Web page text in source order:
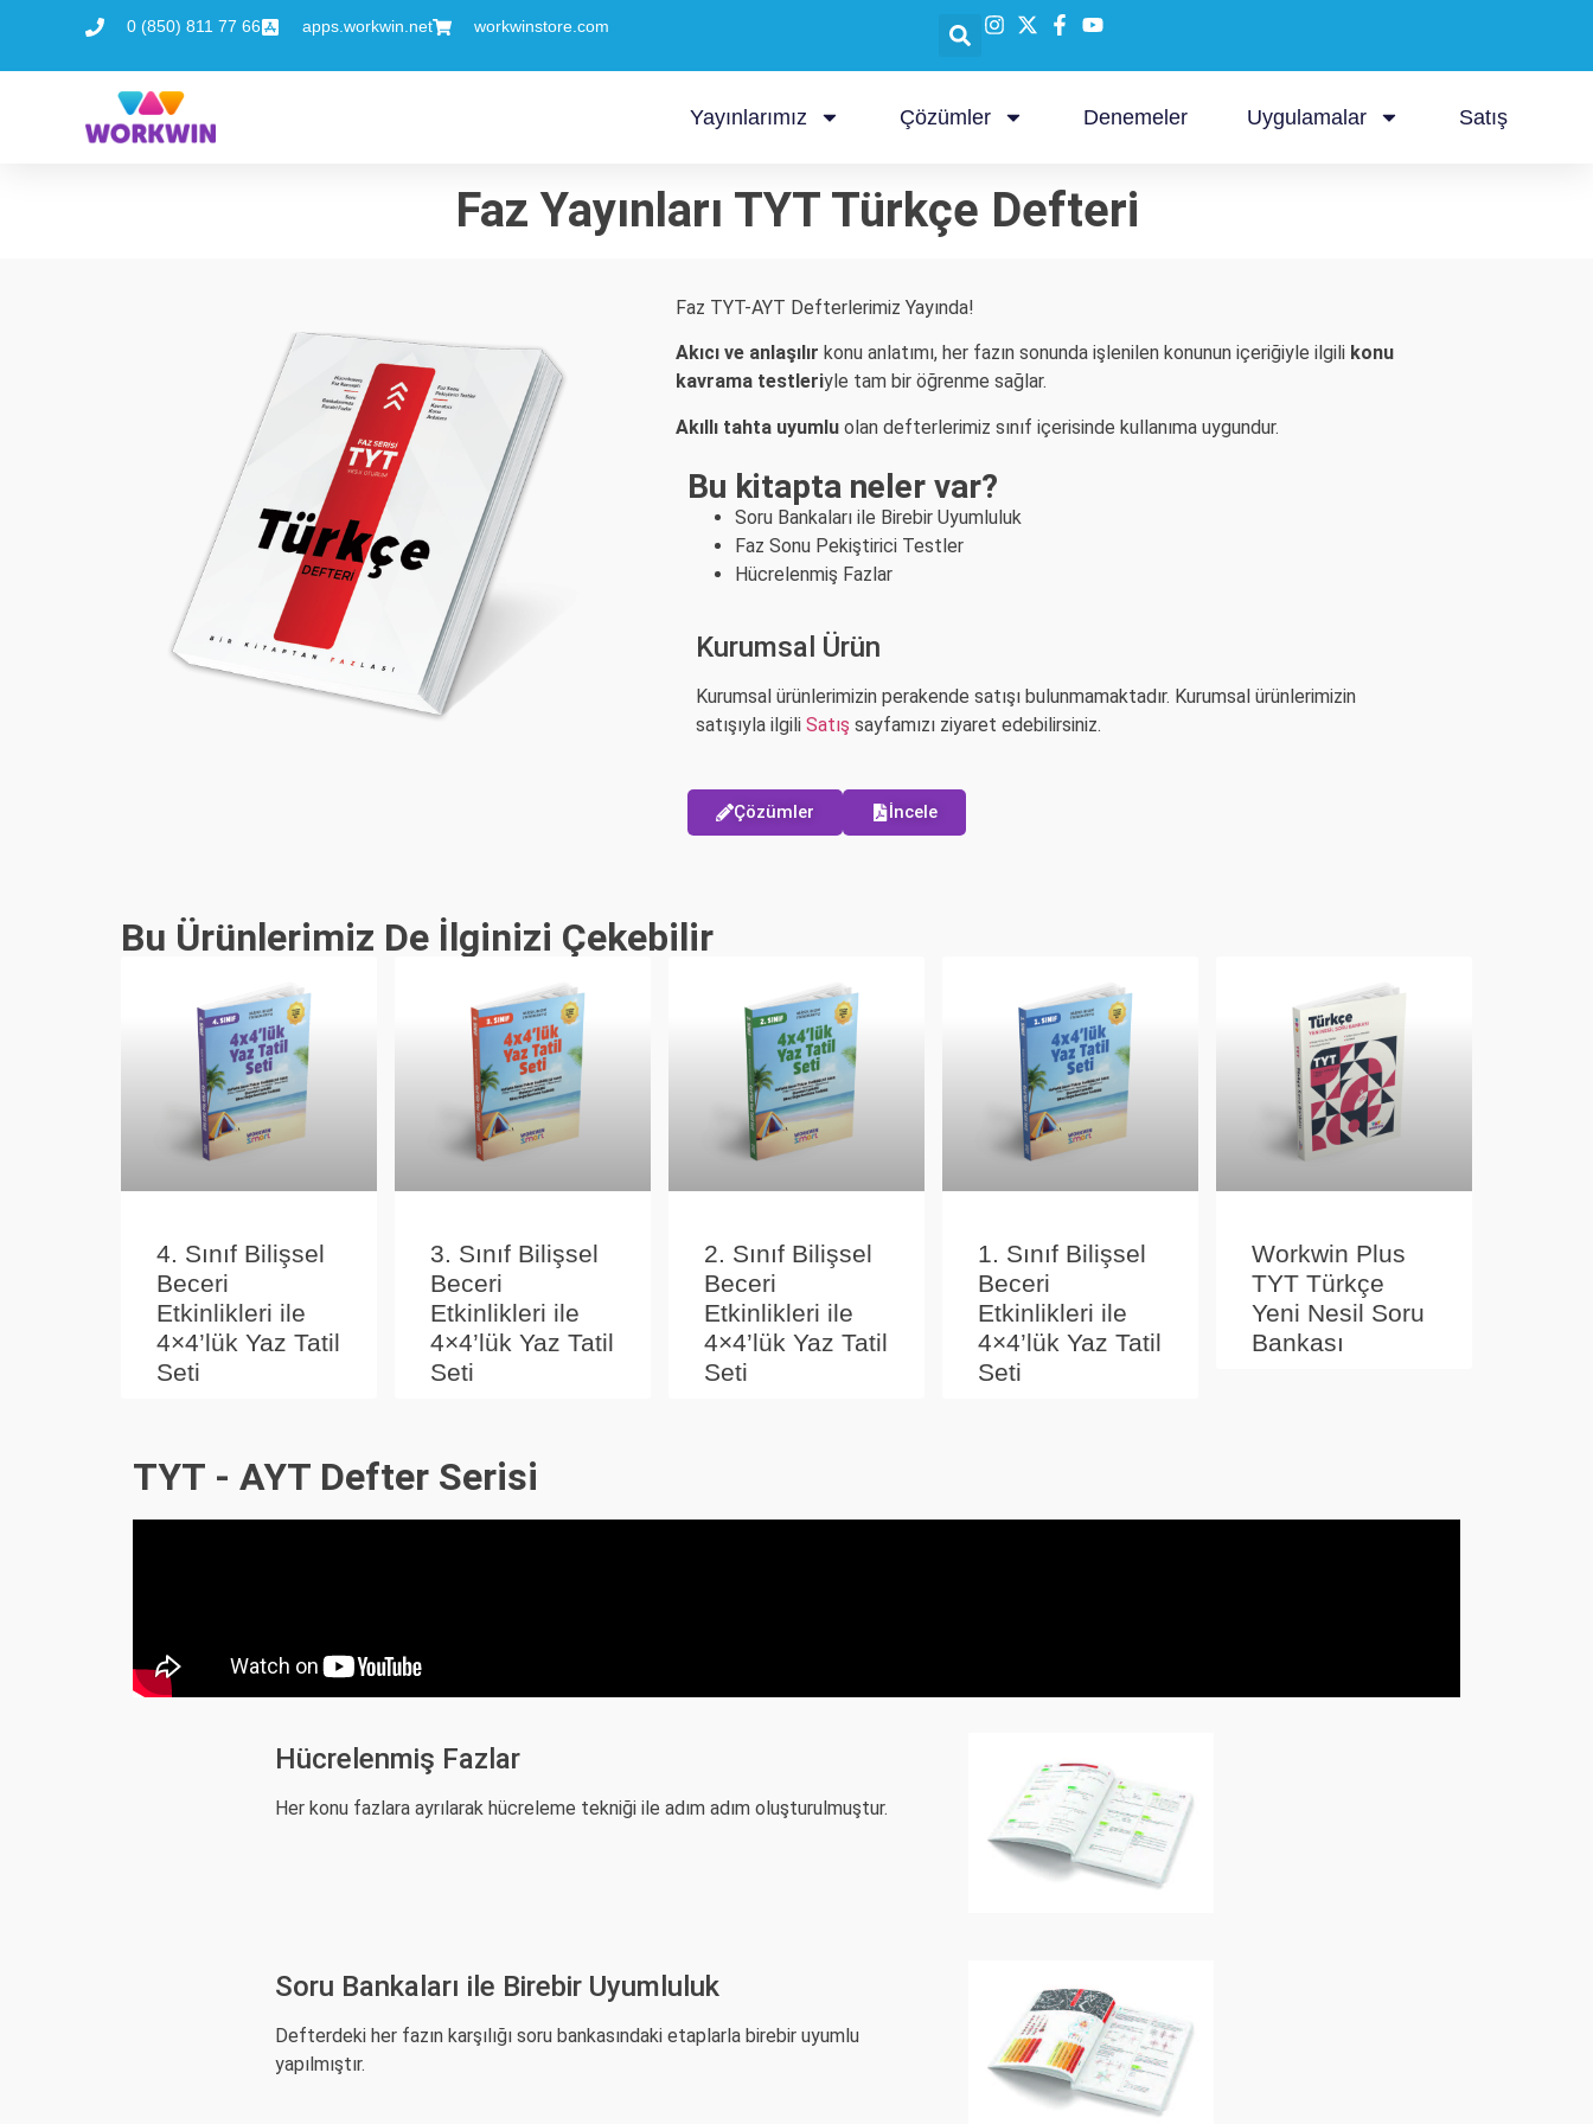
0 (850) 811 77 66 apps.workwin.net workwinstore.com
Yayınlarımız Çözümler Denemeler Uygulamalar Satış
Faz Yayınları TYT Türkçe Defteri
Faz TYT-AYT Defterlerimiz Yayında!
Akıcı ve anlaşılır konu anlatımı, her fazın sonunda işlenilen konunun içeriğiyle ilgili konu
kavrama testleriyle tam bir öğrenme sağlar.
Akıllı tahta uyumlu olan defterlerimiz sınıf içerisinde kullanıma uygundur.
Bu kitapta neler var?
Soru Bankaları ile Birebir Uyumluluk
Faz Sonu Pekiştirici Testler
Hücrelenmiş Fazlar
Kurumsal Ürün
Kurumsal ürünlerimizin perakende satışı bulunmamaktadır. Kurumsal ürünlerimizin
satışıyla ilgili Satış sayfamızı ziyaret edebilirsiniz.
Çözümler İncele
Bu Ürünlerimiz De İlginizi Çekebilir
4. Sınıf Bilişsel
Beceri
Etkinlikleri ile
4×4’lük Yaz Tatil
Seti
3. Sınıf Bilişsel
Beceri
Etkinlikleri ile
4×4’lük Yaz Tatil
Seti
2. Sınıf Bilişsel
Beceri
Etkinlikleri ile
4×4’lük Yaz Tatil
Seti
1. Sınıf Bilişsel
Beceri
Etkinlikleri ile
4×4’lük Yaz Tatil
Seti
Workwin Plus
TYT Türkçe
Yeni Nesil Soru
Bankası
TYT - AYT Defter Serisi
Hücrelenmiş Fazlar
Her konu fazlara ayrılarak hücreleme tekniği ile adım adım oluşturulmuştur.
Soru Bankaları ile Birebir Uyumluluk
Defterdeki her fazın karşılığı soru bankasındaki etaplarla birebir uyumlu
yapılmıştır.